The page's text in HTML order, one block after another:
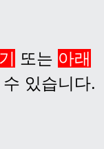
또는 아래
있습니다.